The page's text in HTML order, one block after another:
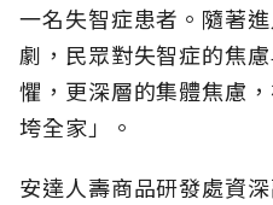
一名失智症患者。隨著
劇，民眾對失智症的焦
懼，更深層的集體焦慮
垮全家」。
安達人壽商品研發處資